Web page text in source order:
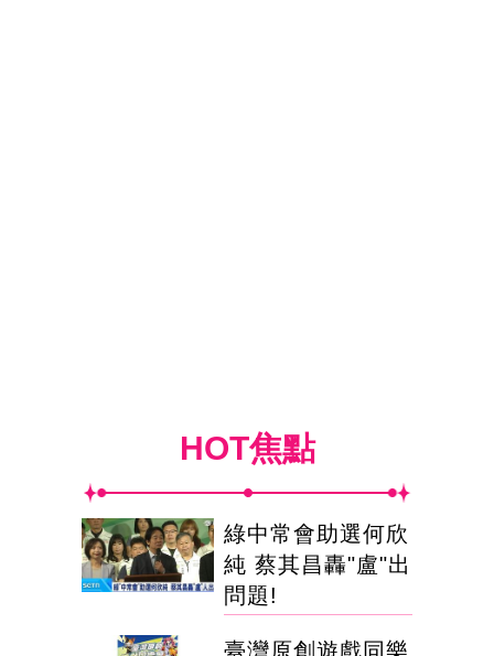
HOT焦點
綠中常會助選何欣
純 蔡其昌轟"盧"出
問題!
臺灣原創遊戲同樂